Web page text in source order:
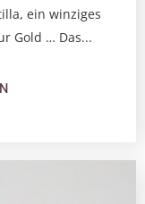
ein winziges
Gold … Das...